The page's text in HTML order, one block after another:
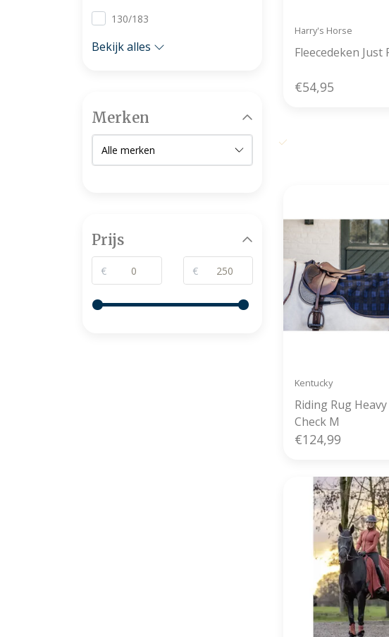
Harry's Horse
Fleecedeken Just
€54,95
Kentucky
Riding Rug Heavy
Check M
€124,99
130/183
Bekijk alles
Merken
Prijs
€ €